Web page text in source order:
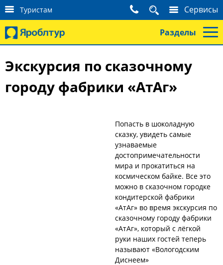
Туристам
К
о
а
т
т
у
с
т
а
м
Сервисы
Разделы
Экскурсия по сказочному
городу фабрики «АтАг»
Попасть в шоколадную
сказку, увидеть самые
узнаваемые
достопримечательности
мира и прокатиться на
космическом байке. Все это
можно в сказочном городке
кондитерской фабрики
«АтАг» во время экскурсия по
сказочному городу фабрики
«АтАг», который с лёгкой
руки наших гостей теперь
называют «Вологодским
Диснеем»